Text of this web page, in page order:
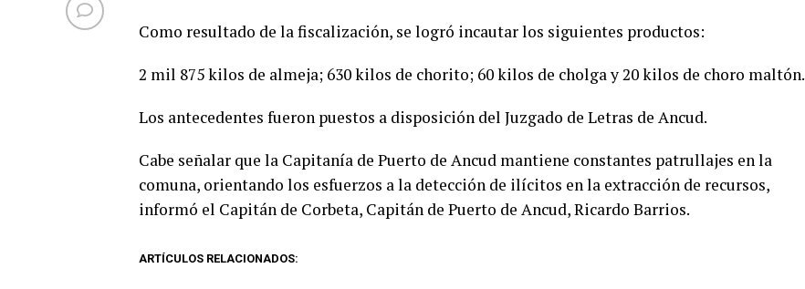
Como resultado de la fiscalización, se logró incautar los siguientes productos:
2 mil 875 kilos de almeja; 630 kilos de chorito; 60 kilos de cholga y 20 kilos de choro maltón.
Los antecedentes fueron puestos a disposición del Juzgado de Letras de Ancud.
Cabe señalar que la Capitanía de Puerto de Ancud mantiene constantes patrullajes en la
comuna, orientando los esfuerzos a la detección de ilícitos en la extracción de recursos,
informó el Capitán de Corbeta, Capitán de Puerto de Ancud, Ricardo Barrios.
ARTÍCULOS RELACIONADOS: